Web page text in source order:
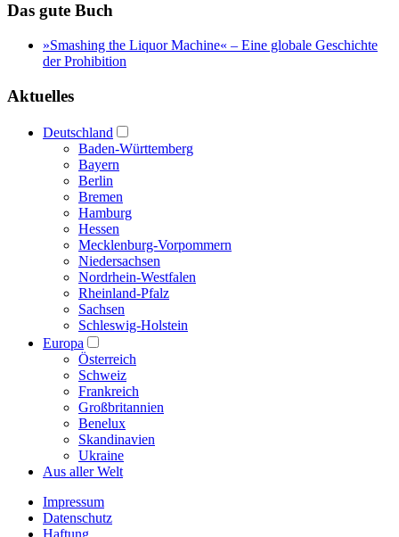
Das gute Buch
»Smashing the Liquor Machine« ‒ Eine globale Geschichte
der Prohibition
Aktuelles
Deutschland
Baden-Württemberg
Bayern
Berlin
Bremen
Hamburg
Hessen
Mecklenburg-Vorpommern
Niedersachsen
Nordrhein-Westfalen
Rheinland-Pfalz
Sachsen
Schleswig-Holstein
Europa
Österreich
Schweiz
Frankreich
Großbritannien
Benelux
Skandinavien
Ukraine
Aus aller Welt
Impressum
Datenschutz
Haftung